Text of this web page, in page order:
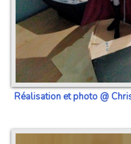
Réalisation et photo @